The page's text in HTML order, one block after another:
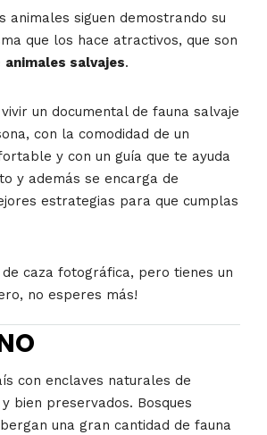
animales siguen demostrando su
que los hace atractivos, que son
animales salvajes.
un documental de fauna salvaje
con la comodidad de un
y con un guía que te ayuda
y además se encarga de
estrategias para que cumplas
de caza fotográfica, pero tienes un
no esperes más!
con enclaves naturales de
bien preservados. Bosques
una gran cantidad de fauna